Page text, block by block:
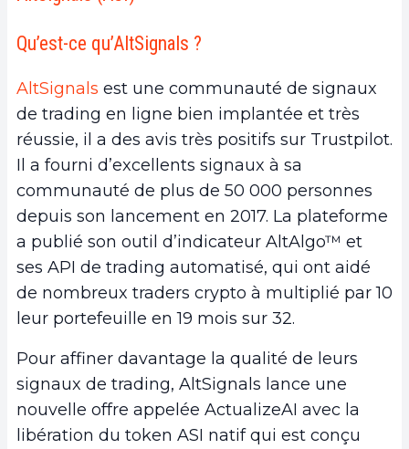
Qu’est-ce qu’AltSignals ?
AltSignals est une communauté de signaux
de trading en ligne bien implantée et très
réussie, il a des avis très positifs sur Trustpilot.
Il a fourni d’excellents signaux à sa
communauté de plus de 50 000 personnes
depuis son lancement en 2017. La plateforme
a publié son outil d’indicateur AltAlgo™ et
ses API de trading automatisé, qui ont aidé
de nombreux traders crypto à multiplié par 10
leur portefeuille en 19 mois sur 32.
Pour affiner davantage la qualité de leurs
signaux de trading, AltSignals lance une
nouvelle offre appelée ActualizeAI avec la
libération du token ASI natif qui est conçu